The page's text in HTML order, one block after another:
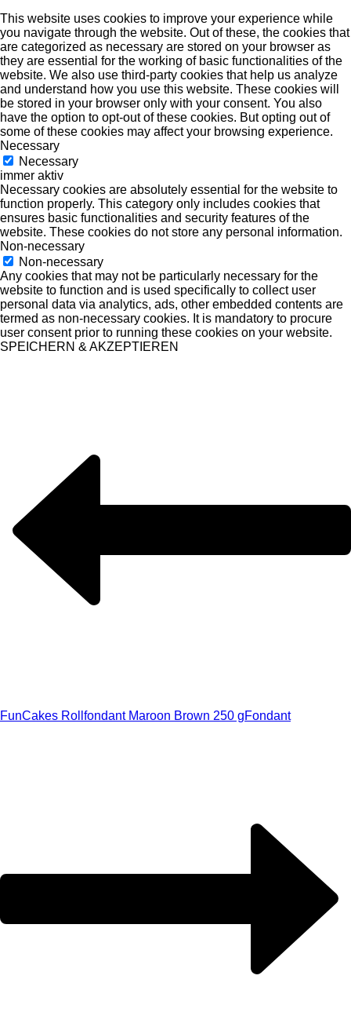
This website uses cookies to improve your experience while
you navigate through the website. Out of these, the cookies that
are categorized as necessary are stored on your browser as
they are essential for the working of basic functionalities of the
website. We also use third-party cookies that help us analyze
and understand how you use this website. These cookies will
be stored in your browser only with your consent. You also
have the option to opt-out of these cookies. But opting out of
some of these cookies may affect your browsing experience.
Necessary
Necessary
immer aktiv
Necessary cookies are absolutely essential for the website to
function properly. This category only includes cookies that
ensures basic functionalities and security features of the
website. These cookies do not store any personal information.
Non-necessary
Non-necessary
Any cookies that may not be particularly necessary for the
website to function and is used specifically to collect user
personal data via analytics, ads, other embedded contents are
termed as non-necessary cookies. It is mandatory to procure
user consent prior to running these cookies on your website.
SPEICHERN & AKZEPTIEREN
FunCakes Rollfondant Maroon Brown 250 gFondant